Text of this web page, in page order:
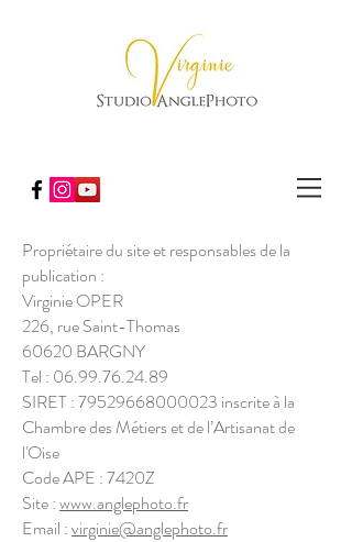
Propriétaire du site et responsables de la
publication :
Virginie OPER
226, rue Saint-Thomas
60620 BARGNY
Tel : 06.99.76.24.89
SIRET :79529668000023 inscrite à la
Chambre des Métiers et de l’Artisanat de
l'Oise
Code APE : 7420Z
Site :www.anglephoto.fr
Email :virginie@anglephoto.fr